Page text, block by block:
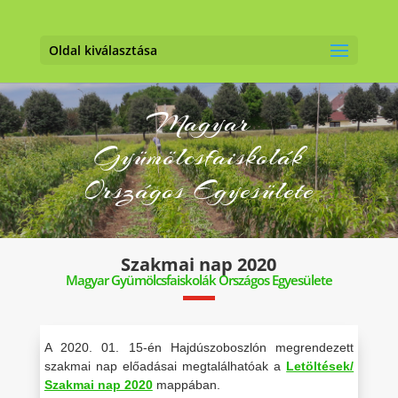
Oldal kiválasztása
Magyar
Gyümölcsfaiskolák
Országos Egyesülete
Szakmai nap 2020
Magyar Gyümölcsfaiskolák Országos Egyesülete
A 2020. 01. 15-én Hajdúszoboszlón megrendezett
szakmai nap előadásai megtalálhatóak a Letöltések/
Szakmai nap 2020mappában.